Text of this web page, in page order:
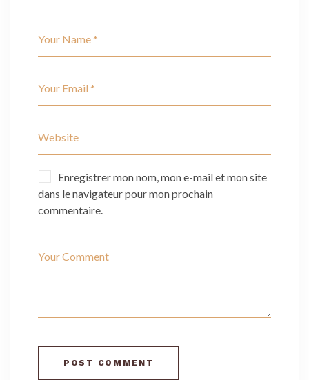
Enregistrer mon nom, mon e-mail et mon site
dans le navigateur pour mon prochain
commentaire.